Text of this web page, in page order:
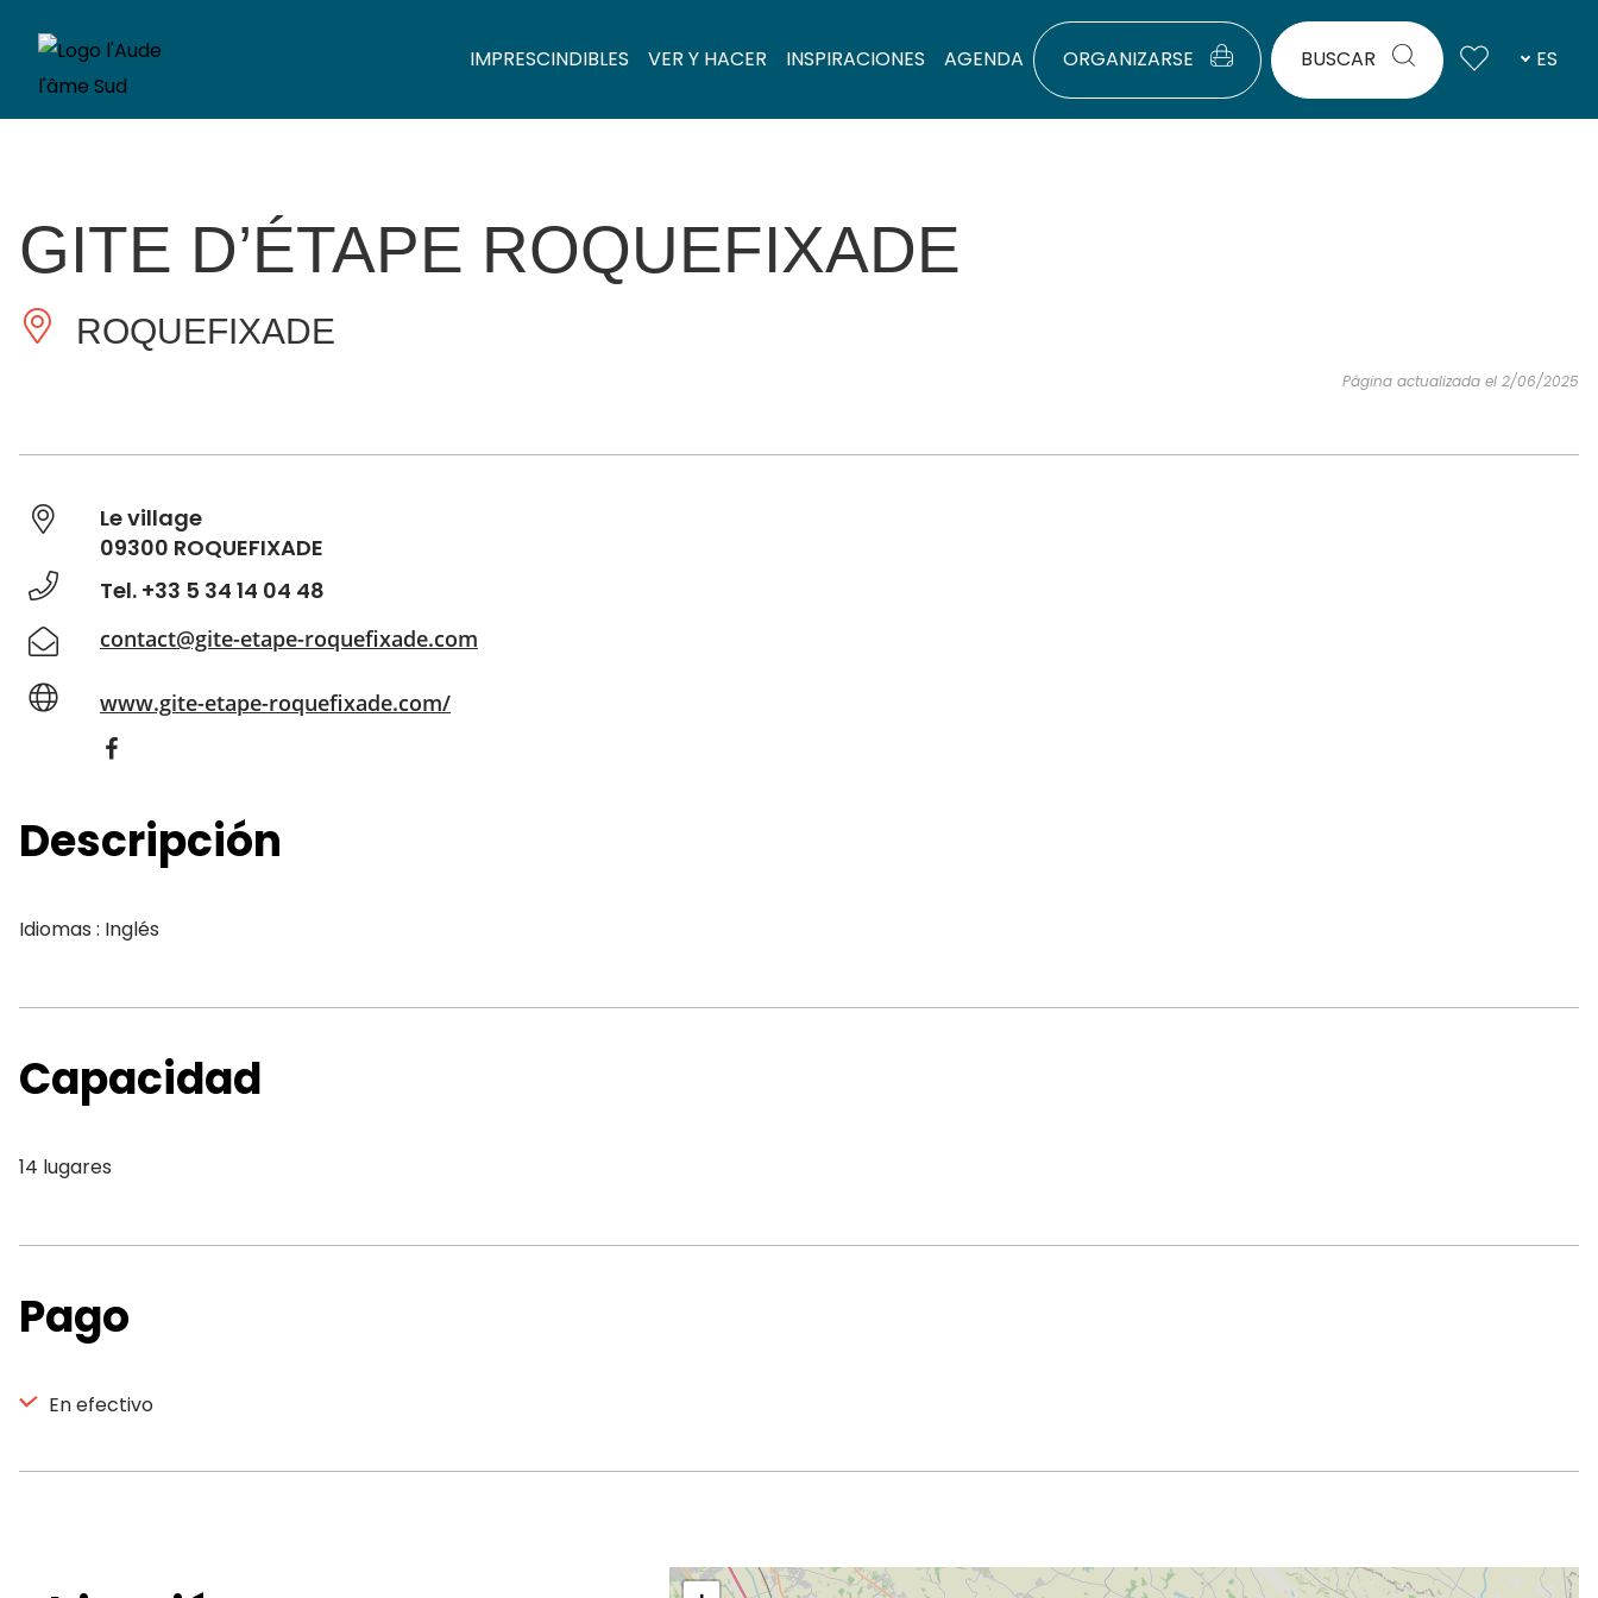
IMPRESCINDIBLES VER Y HACER INSPIRACIONES AGENDA ORGANIZARSE BUSCAR ES
GITE D’ÉTAPE ROQUEFIXADE
ROQUEFIXADE
Página actualizada el 2/06/2025
Le village
09300 ROQUEFIXADE
Tel. +33 5 34 14 04 48
contact@gite-etape-roquefixade.com
www.gite-etape-roquefixade.com/
Descripción
Idiomas : Inglés
Capacidad
14 lugares
Pago
En efectivo